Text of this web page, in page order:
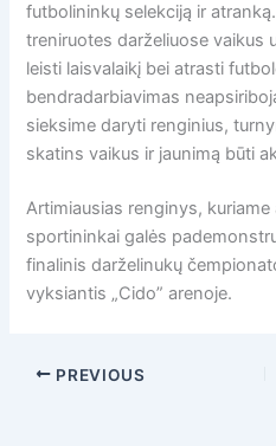
futbolininkų selekciją ir
treniruotes darželiuose vaikus
leisti laisvalaikį bei atrasti
bendradarbiavimas
sieksime daryti renginius,
skatins vaikus ir jaunimą būti
Artimiausias renginys,
sportininkai galės
finalinis darželinukų
vyksiantis „Cido” arenoje.
PREVIOUS